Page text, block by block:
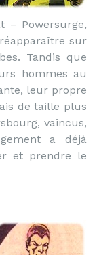
– Powersurge,
sur
Tandis que
hommes au
leur propre
de taille plus
vaincus,
a déjà
et prendre le